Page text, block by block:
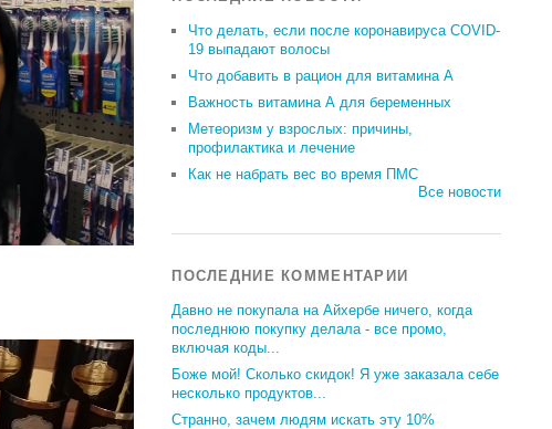
Что делать, если после коронавируса COVID-
19 выпадают волосы
Что добавить в рацион для витамина А
Важность витамина А для беременных
Метеоризм у взрослых: причины,
профилактика и лечение
Как не набрать вес во время ПМС
Все новости
ПОСЛЕДНИЕ КОММЕНТАРИИ
Давно не покупала на Айхербе ничего, когда
последнюю покупку делала - все промо,
включая коды...
Боже мой! Сколько скидок! Я уже заказала себе
несколько продуктов...
Странно, зачем людям искать эту 10%